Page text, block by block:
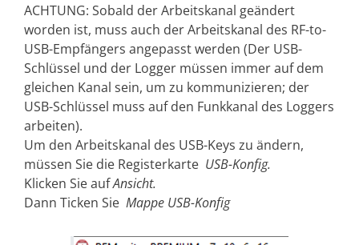
ACHTUNG: Sobald der Arbeitskanal geändert
worden ist, muss auch der Arbeitskanal des RF-to-
USB-Empfängers angepasst werden (Der USB-
Schlüssel und der Logger müssen immer auf dem
gleichen Kanal sein, um zu kommunizieren; der
USB-Schlüssel muss auf den Funkkanal des Loggers
arbeiten).
Um den Arbeitskanal des USB-Keys zu ändern,
müssen Sie die Registerkarte USB-Konfig.
Klicken Sie aufAnsicht.
Dann Ticken Sie Mappe USB-Konfig